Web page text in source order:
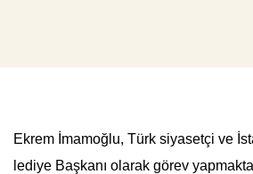
Ekrem İmamoğlu, Türk siyasetçi ve
lediye Başkanı olarak görev